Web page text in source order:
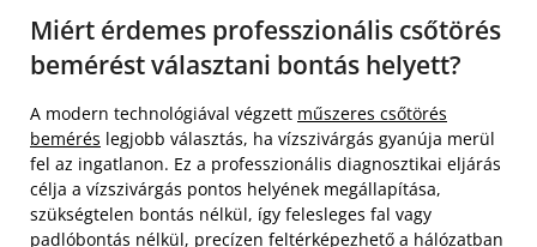
Miért érdemes professzionális csőtörés
bemérést választani bontás helyett?
A modern technológiával végzett műszeres csőtörés
bemérés legjobb választás, ha vízszivárgás gyanúja merül
fel az ingatlanon. Ez a professzionális diagnosztikai eljárás
célja a vízszivárgás pontos helyének megállapítása,
szükségtelen bontás nélkül, így felesleges fal vagy
padlóbontás nélkül, precízen feltérképezhető a hálózatban